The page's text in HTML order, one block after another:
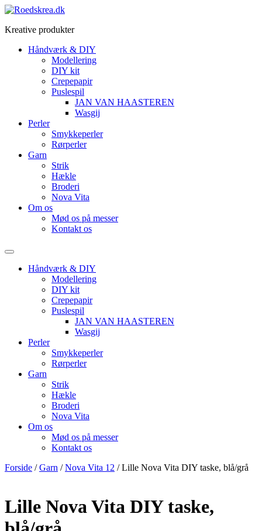
Videre
indhold
Kreative produkter
Håndværk & DIY
Modellering
DIY kit
Crepepapir
Puslespil
JAN VAN HAASTEREN
Wasgij
Perler
Smykkeperler
Rørperler
Garn
Strik
Hækle
Broderi
Nova Vita
Om os
Mød os på messer
Kontakt os
Menu
Håndværk & DIY
Modellering
DIY kit
Crepepapir
Puslespil
JAN VAN HAASTEREN
Wasgij
Perler
Smykkeperler
Rørperler
Garn
Strik
Hækle
Broderi
Nova Vita
Om os
Mød os på messer
Kontakt os
Forside /Garn /Nova Vita 12 / Lille Nova Vita DIY taske, blå/grå
Lille Nova Vita DIY taske,